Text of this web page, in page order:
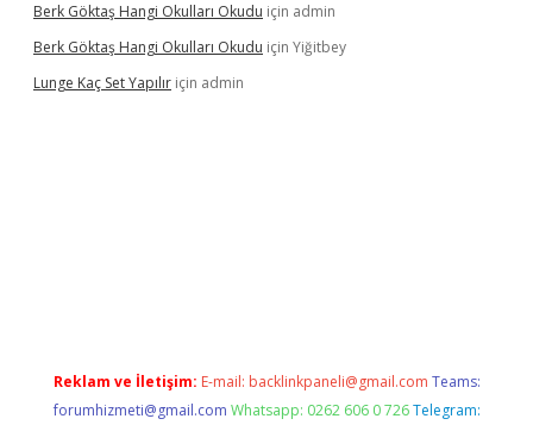
Berk Göktaş Hangi Okulları Okudu için admin
Berk Göktaş Hangi Okulları Okudu için Yiğitbey
Lunge Kaç Set Yapılır için admin
Reklam ve İletişim: E-mail: backlinkpaneli@gmail.com Teams:
forumhizmeti@gmail.com Whatsapp: 0262 606 0 726 Telegram: